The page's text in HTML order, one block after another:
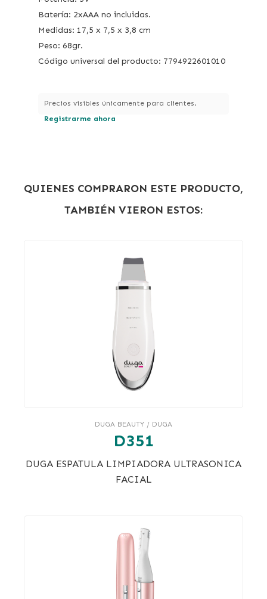
Batería: 2xAAA no incluidas.
Medidas: 17,5 x 7,5 x 3,8 cm
Peso: 68gr.
Código universal del producto: 7794922601010
Precios visibles únicamente para clientes.
Registrarme ahora
QUIENES COMPRARON ESTE PRODUCTO,
TAMBIÉN VIERON ESTOS:
DUGA BEAUTY / DUGA
D351
DUGA ESPATULA LIMPIADORA ULTRASONICA
FACIAL